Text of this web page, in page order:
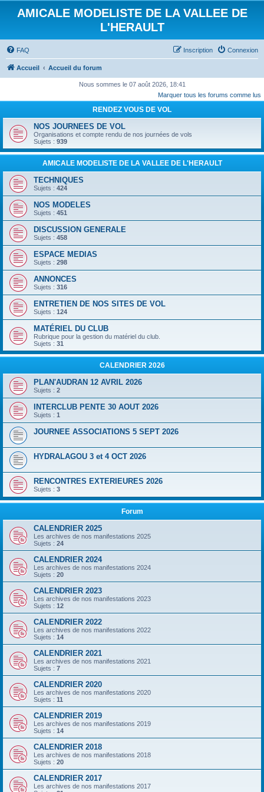
AMICALE MODELISTE DE LA VALLEE DE
L'HERAULT
FAQ Connexion
Inscription
Accueil Accueil du forum
Nous sommes le 07 août 2026, 18:41
Marquer tous les forums comme lus
RENDEZ VOUS DE VOL
NOS JOURNEES DE VOL
Organisations et compte rendu de nos journées de vols
Sujets : 939
AMICALE MODELISTE DE LA VALLEE DE L'HERAULT
TECHNIQUES
Sujets : 424
NOS MODELES
Sujets : 451
DISCUSSION GENERALE
Sujets : 458
ESPACE MEDIAS
Sujets : 298
ANNONCES
Sujets : 316
ENTRETIEN DE NOS SITES DE VOL
Sujets : 124
MATÉRIEL DU CLUB
Rubrique pour la gestion du matériel du club.
Sujets : 31
CALENDRIER 2026
PLAN'AUDRAN 12 AVRIL 2026
Sujets : 2
INTERCLUB PENTE 30 AOUT 2026
Sujets : 1
JOURNEE ASSOCIATIONS 5 SEPT 2026
HYDRALAGOU 3 et 4 OCT 2026
RENCONTRES EXTERIEURES 2026
Sujets : 3
Forum
CALENDRIER 2025
Les archives de nos manifestations 2025
Sujets : 24
CALENDRIER 2024
Les archives de nos manifestations 2024
Sujets : 20
CALENDRIER 2023
Les archives de nos manifestations 2023
Sujets : 12
CALENDRIER 2022
Les archives de nos manifestations 2022
Sujets : 14
CALENDRIER 2021
Les archives de nos manifestations 2021
Sujets : 7
CALENDRIER 2020
Les archives de nos manifestations 2020
Sujets : 11
CALENDRIER 2019
Les archives de nos manifestations 2019
Sujets : 14
CALENDRIER 2018
Les archives de nos manifestations 2018
Sujets : 20
CALENDRIER 2017
Les archives de nos manifestations 2017